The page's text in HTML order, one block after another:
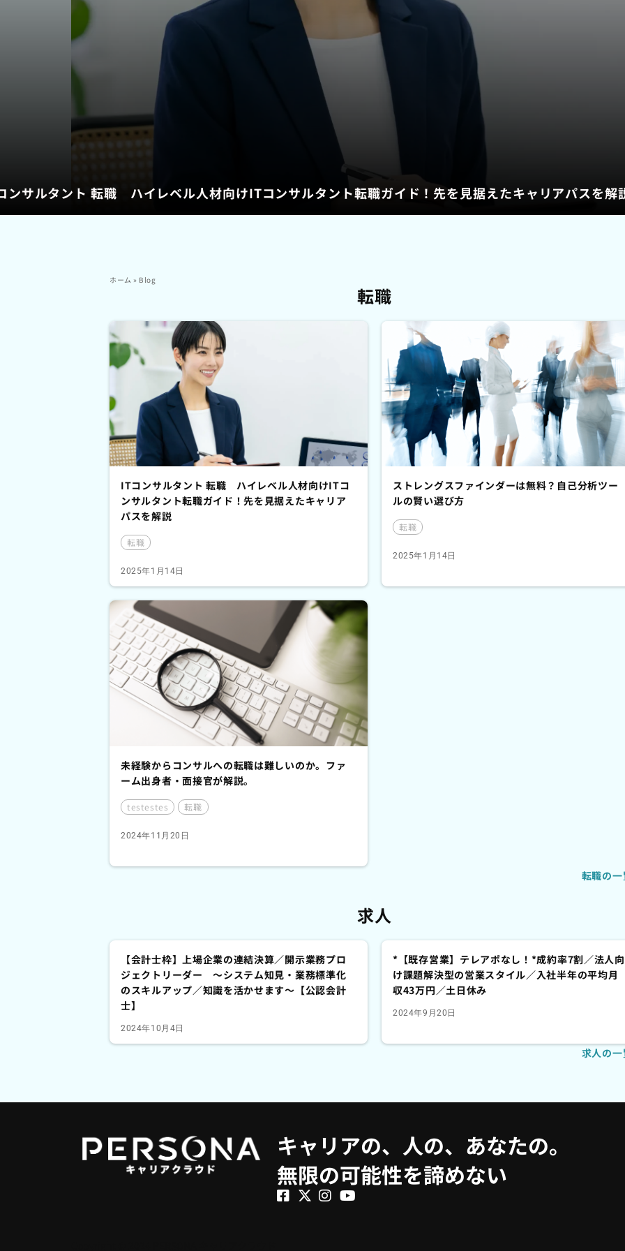
ンサルタント 転職 ハイレベル人材向けITコンサルタント転職ガイド！先を見据えたキャリアパスを解
ホーム » Blog
転職
ITコンサルタント 転職 ハイレベル人材向けITコ
ンサルタント転職ガイド！先を見据えたキャリア
パスを解説
転職
2025年1月14日
ストレングスファインダーは無料？自己分析ツー
ルの賢い選び方
転職
2025年1月14日
未経験からコンサルへの転職は難しいのか。ファ
ーム出身者・面接官が解説。
testestes 転職
2024年11月20日
転職の
求人
【会計士枠】上場企業の連結決算／開示業務プロ
ジェクトリーダー ～システム知見・業務標準化
のスキルアップ／知識を活かせます～【公認会計
士】
2024年10月4日
*【既存営業】テレアポなし！*成約率7割／法人向
け課題解決型の営業スタイル／入社半年の平均月
収43万円／土日休み
2024年9月20日
求人の
キャリアの、人の、あなたの。
無限の可能性を諦めない